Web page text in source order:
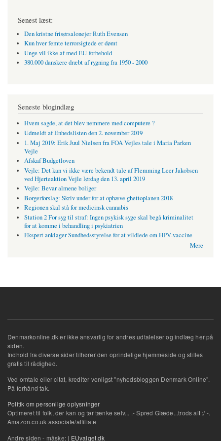
Senest læst:
Den kristne frisørsalonejer Ruth Evensen
Kun hver femte terrorsigtede er dømt
Unge vil ikke af med EU-forbehold
380.000 danskere dræbt af rygning fra 1950 - 2000
Seneste blogindlæg
Hvem sagde, at det blev nemmere med computere ?
Udmeldt af Enhedslisten den 2. november 2019
1. Maj 2019: Erik Juul Nielsen fra FOA Vejles tale i Maria Parken
Vejle
Afskaf Budgetloven
Vejle: Det kan vi ikke være bekendt tale af Flemming Leer Jakobsen
ved Hjerteaktion Vejle lørdag den 13. april 2019
Vejle: Bevar almene boliger
Borgerforslag: Skriv under for at ophæve ghettoplanen 2018
Regionen skal stå for medicinsk cannabis
Station 2 For syg til straf: Ingen psykisk syge skal begå kriminalitet
for at komme i behandling i psykiatrien
Ekspert anklager Sundhedsstyrelse for at vildlede om HPV-vaccine
Mere
Denmarkonline.dk er ikke ansvarlig for andres udtalelser og indlæg her på
siden.
Indhold fra diverse sider tilhører den oprindelige hjemmeside og stilles
gratis til rådighed.
Ved omtale eller citat, krediter venligst "nyhedsbloggen Denmark Online".
På forhånd tak.
Politik om personlige oplysninger
Optimeret til folk, der kan og tør tænke selv... .- Spred Glæde...trods alt :/ -.
Amazon.co.uk associate/affiliate
Andre siden - måske: | EUvalget.dk